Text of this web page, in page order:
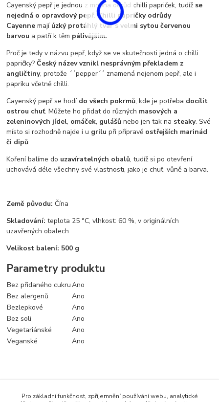
Cayenský pepř je jednou z mnoha odrůd chilli papriček, tudíž se
nejedná o opravdový pepř.Chilli papričky odrůdy
Cayenne mají úzký protáhlý tvar s velmi sytou červenou
barvou a patří k těm pálivějším.
Proč je tedy v názvu pepř, když se ve skutečnosti jedná o chilli
papričky?Český název vznikl nesprávným překladem z
angličtiny, protože ´´pepper´´ znamená nejenom pepř, ale i
papriku včetně chilli.
Cayenský pepř se hodí do všech pokrmů, kde je potřeba docílit
ostrou chuť. Můžete ho přidat do různých masových a
zeleninových jídel, omáček, gulášů nebo jen tak na steaky. Své
místo si rozhodně najde i u grilu při přípravě ostřejších marinád
či dipů.
Koření balíme do uzavíratelných obalů, tudíž si po otevření
uchovává déle všechny své vlastnosti, jako je chuť, vůně a barva.
Země původu: Čína
Skladování: teplota 25 °C, vlhkost: 60 %, v originálních
uzavřených obalech
Velikost balení: 500 g
Parametry produktu
Bez přidaného cukruAno
Bez alergenů
Ano
Bezlepkové
Ano
Bez soli
Ano
Vegetariánské
Ano
Veganské
Ano
Pro základní funkčnost, zpříjemnění používání webu, analytické